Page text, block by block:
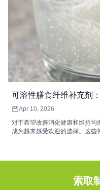
可溶性膳食纤维补充剂
Apr 10, 2026
对于希望改善消化健康和维持均
成为越来越受欢迎的选择。这
索取